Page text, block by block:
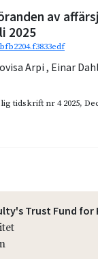
av
2025
Arpi, Einar
tidskrift nr 4 2025,
Trust Fund